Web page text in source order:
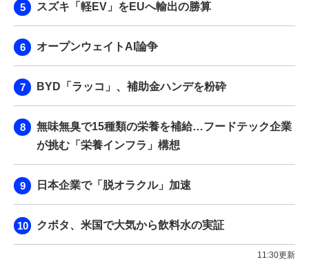
スズキ「軽EV」をEUへ輸出の勝算
オープンウェイトAI論争
BYD「ラッコ」、補助金ハンデを粉砕
無味無臭で15種類の栄養を補給…フードテック企業
が挑む「栄養インフラ」構想
日本企業で「脱オラクル」加速
クボタ、米国で大気から飲料水の実証
11:30更新